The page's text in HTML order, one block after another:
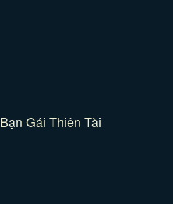
Bạn Gái Thiên Tài